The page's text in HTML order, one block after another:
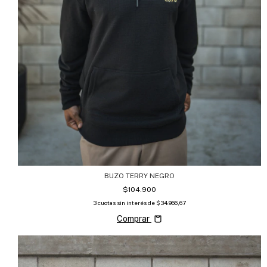
BUZO TERRY NEGRO
$104.900
3cuotas sin interés de $34.966,67
Comprar